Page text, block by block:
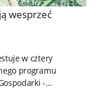
wesprzeć
w cztery
programu
-